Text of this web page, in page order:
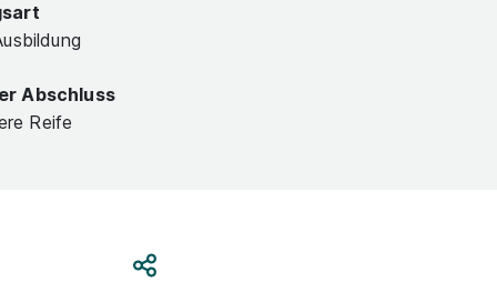
Abschluss
Reife